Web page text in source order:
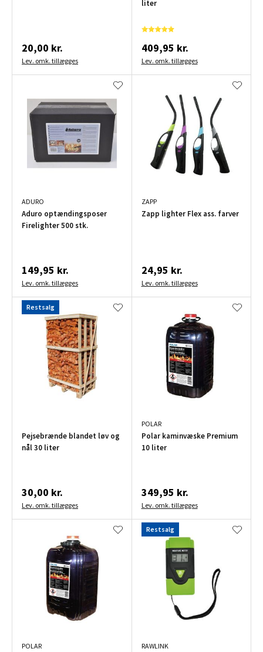
20,00 kr.
Lev. omk. tillægges
liter
409,95 kr.
Lev. omk. tillægges
ADURO
Aduro optændingsposer
Firelighter 500 stk.
149,95 kr.
Lev. omk. tillægges
ZAPP
Zapp lighter Flex ass. farver
24,95 kr.
Lev. omk. tillægges
Restsalg
Pejsebrænde blandet løv og
nål 30 liter
30,00 kr.
Lev. omk. tillægges
POLAR
Polar kaminvæske Premium
10 liter
349,95 kr.
Lev. omk. tillægges
POLAR
Restsalg
RAWLINK